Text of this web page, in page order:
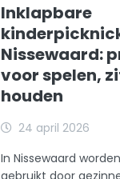
Inklapbare
Nissewaard:
voor spelen,
houden
24 april 2026
In Nissewaard
gebruikt door